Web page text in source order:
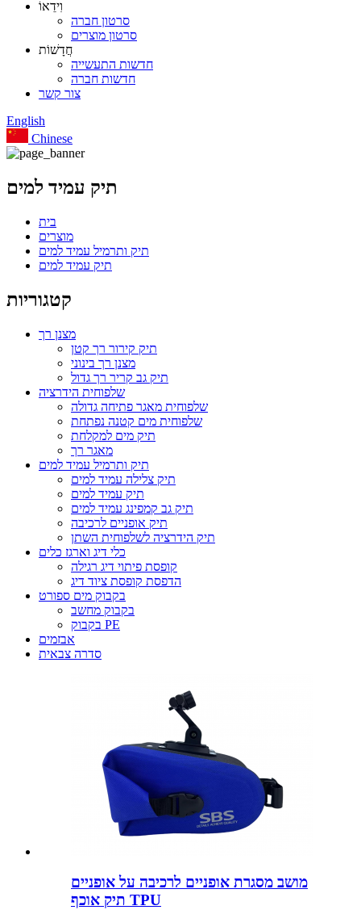
וִידֵאוֹ
סרטון חברה
סרטון מוצרים
חֲדָשׁוֹת
חדשות התעשייה
חדשות חברה
צור קשר
English
Chinese
תיק עמיד למים
בית
מוצרים
תיק ותרמיל עמיד למים
תיק עמיד למים
קטגוריות
מצנן רך
תיק קירור רך קטן
מצנן רך בינוני
תיק גב קריר רך גדול
שלפוחית ​​​​הידרציה
שלפוחית ​​מאגר פתיחה גדולה
שלפוחית ​​מים קטנה נפתחת
תיק מים למקלחת
מאגר רך
תיק ותרמיל עמיד למים
תיק צלילה עמיד למים
תיק עמיד למים
תיק גב קמפינג עמיד למים
תיק אופניים לרכיבה
תיק הידרציה לשלפוחית ​​השתן
כלי דיג וארגז כלים
קופסת פיתוי דיג רגילה
הדפסת קופסת ציוד דיג
בקבוק מים ספורט
בקבוק מחשב
בקבוק PE
אבזמים
סדרה צבאית
מושב מסגרת אופניים לרכיבה על אופניים
תיק אוכף TPU